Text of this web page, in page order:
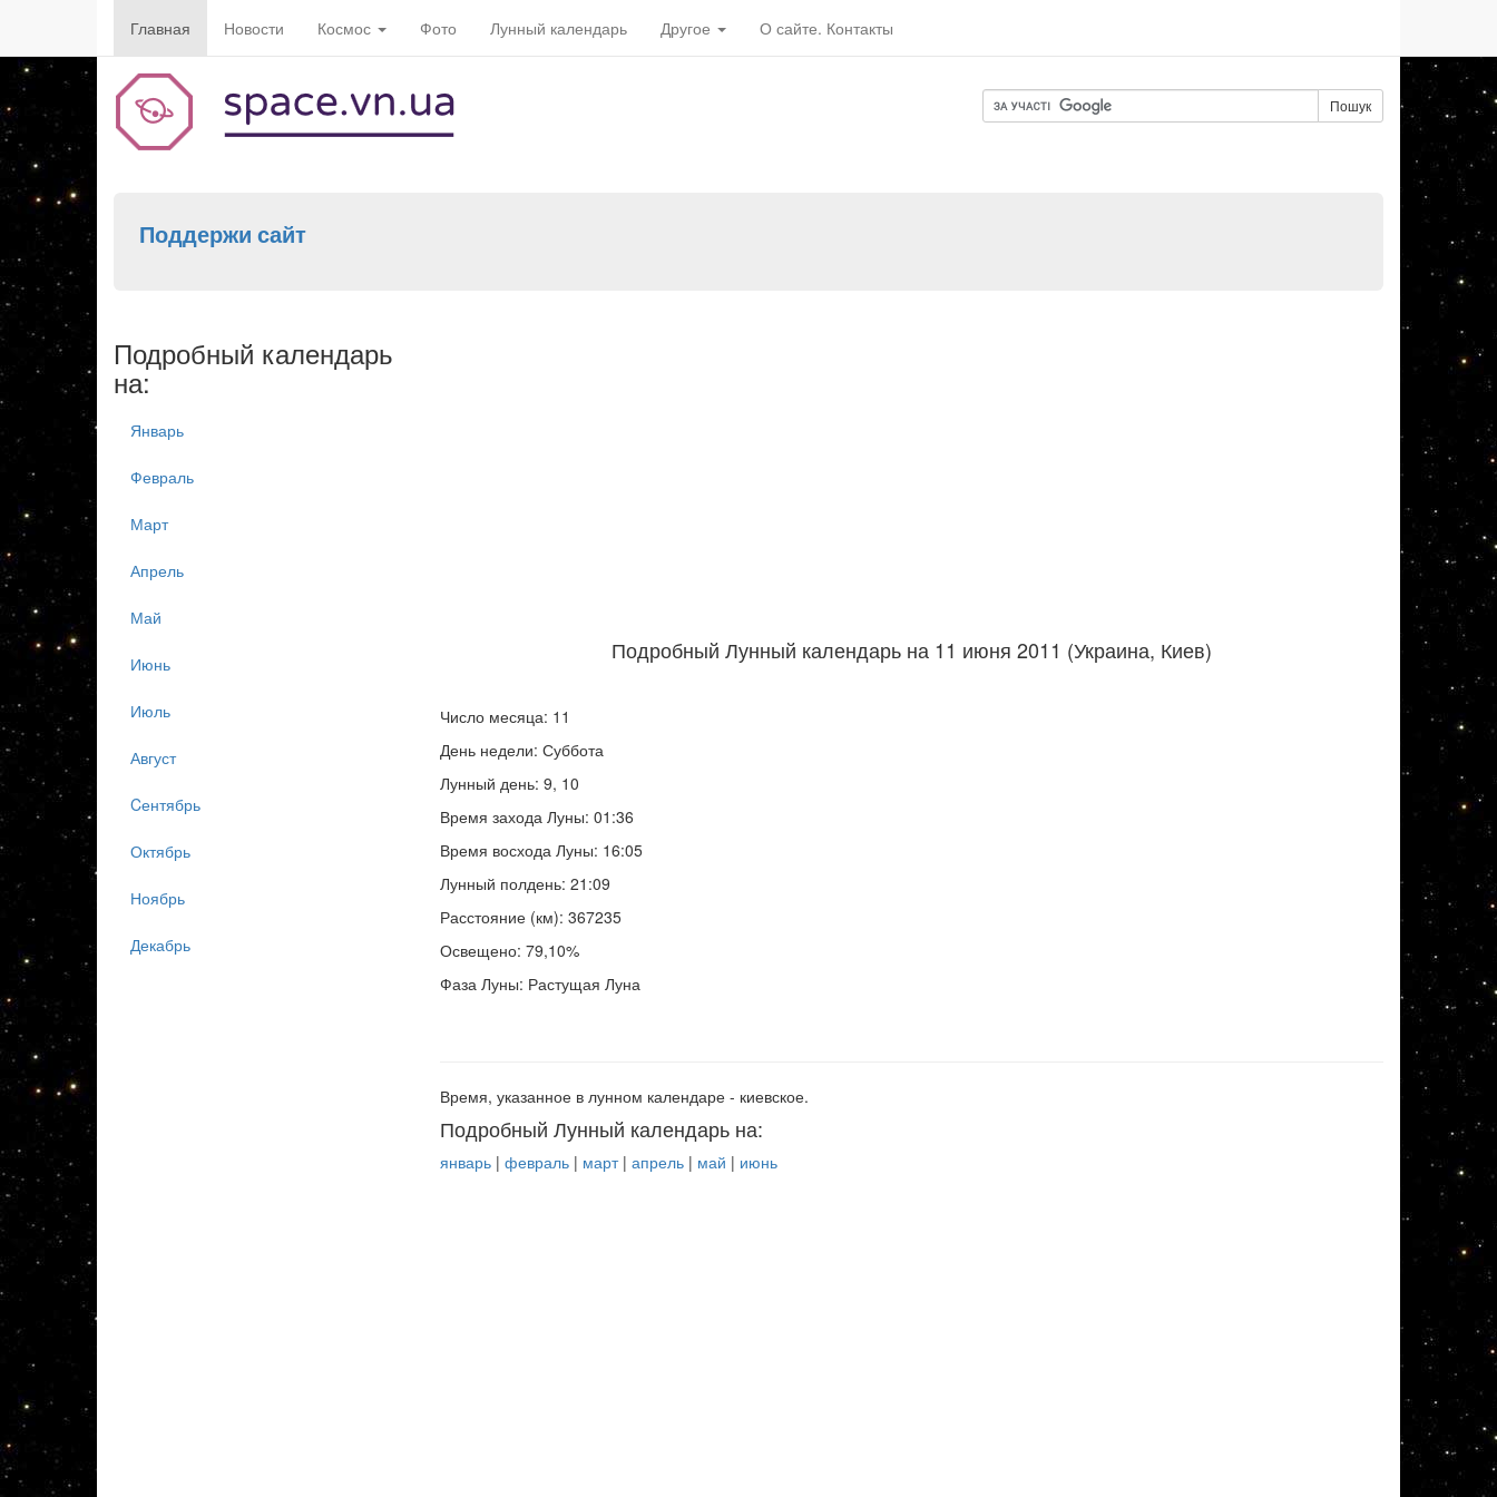
Главная Новости Космос Фото Лунный календарь Другое О сайте. Контакты
Пошук
Поддержи сайт
Подробный Лунный календарь на 11 июня 2011 (Украина, Киев)
Число месяца: 11
День недели: Суббота
Лунный день: 9, 10
Время захода Луны: 01:36
Время восхода Луны: 16:05
Лунный полдень: 21:09
Расстояние (км): 367235
Освещено: 79,10%
Фаза Луны: Растущая Луна
Время, указанное в лунном календаре - киевское.
Подробный Лунный календарь на:
январь| февраль| март| апрель| май | июнь
Подробный календарь
на:
Январь
Февраль
Март
Апрель
Май
Июнь
Июль
Август
Cентябрь
Октябрь
Ноябрь
Декабрь